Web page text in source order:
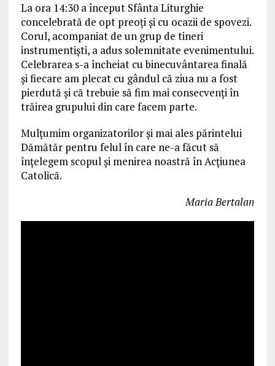
La ora 14:30 a început Sfânta Liturghie
concelebrată de opt preoți și cu ocazii de spovezi.
Corul, acompaniat de un grup de tineri
instrumentiști, a adus solemnitate evenimentului.
Celebrarea s-a încheiat cu binecuvântarea finală
și fiecare am plecat cu gândul că ziua nu a fost
pierdută și că trebuie să fim mai consecvenți în
trăirea grupului din care facem parte.
Mulțumim organizatorilor și mai ales părintelui
Dămătăr pentru felul în care ne-a făcut să
înțelegem scopul și menirea noastră în Acțiunea
Catolică.
Maria Bertalan